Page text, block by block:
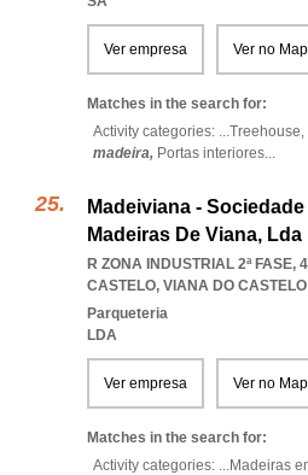
Ver empresa Ver no
Matches in the search for:
Activity categories: ...Treehouse,
madeira, Portas interiores...
Madeiviana -
Madeiras De Viana, Lda
R ZONA INDUSTRIAL 2ª FASE,
CASTELO, VIANA DO CASTELO
Parqueteria
LDA
Ver empresa Ver no
Matches in the search for:
Activity categories: ...Madeiras